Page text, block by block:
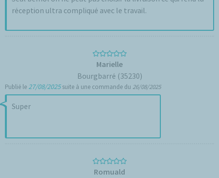
réception ultra compliqué avec le travail.
Marielle
Bourgbarré (35230)
Publié le27/08/2025suite à une commande du 26/08/2025
Super
Romuald